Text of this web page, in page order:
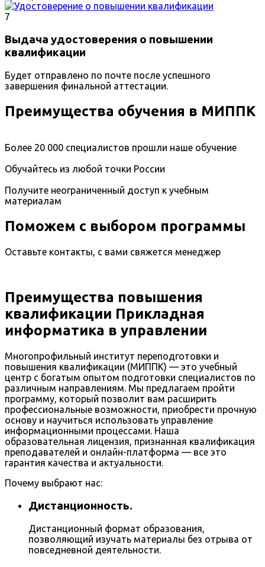
7
Выдача удостоверения о повышении
квалификации
Будет отправлено по почте после успешного
завершения финальной аттестации.
Преимущества обучения в МИППК
Более 20 000 специалистов прошли наше обучение
Обучайтесь из любой точки России
Получите неограниченный доступ к учебным
материалам
Поможем с выбором программы
Оставьте контакты, с вами свяжется менеджер
Преимущества повышения
квалификации Прикладная
информатика в управлении
Многопрофильный институт переподготовки и
повышения квалификации (МИППК) — это учебный
центр с богатым опытом подготовки специалистов по
различным направлениям. Мы предлагаем пройти
программу, который позволит вам расширить
профессиональные возможности, приобрести прочную
основу и научиться использовать управление
информационными процессами. Наша
образовательная лицензия, признанная квалификация
преподавателей и онлайн-платформа — все это
гарантия качества и актуальности.
Почему выбрают нас:
Дистанционность.
Дистанционный формат образования,
позволяющий изучать материалы без отрыва от
повседневной деятельности.